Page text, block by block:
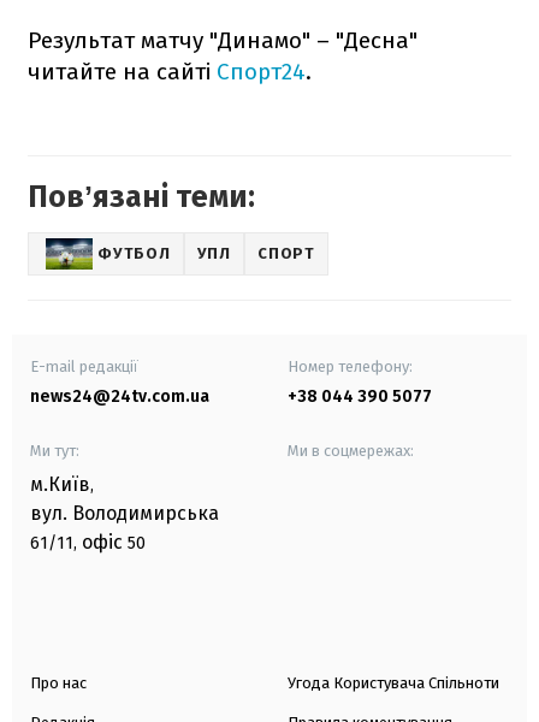
Результат матчу "Динамо" – "Десна"
читайте на сайті Спорт24.
Повʼязані теми:
ФУТБОЛ УПЛ СПОРТ
E-mail редакції
news24@24tv.com.ua
Номер телефону:
+38 044 390 5077
Ми тут:
м.Київ,
вул. Володимирська
61/11, офіс 50
Ми в соцмережах:
Про нас Угода Користувача Спільноти